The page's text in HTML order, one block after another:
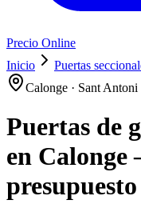
Precio Online
Inicio
Puertas
Calonge · Sant
Puertas de
en Calonge
presupuesto